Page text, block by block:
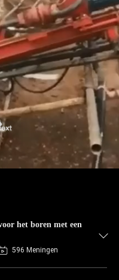
het boren met een
596 Meningen